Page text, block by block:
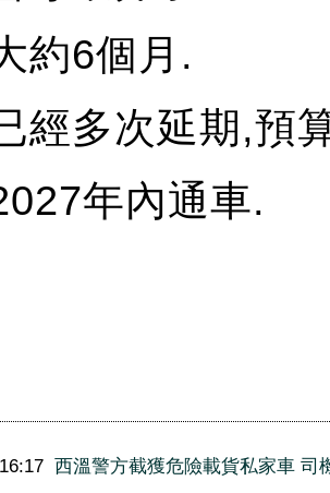
約6個月.
經多次延期,預
年內通車.
西溫警方截獲危險載貨私家車 司